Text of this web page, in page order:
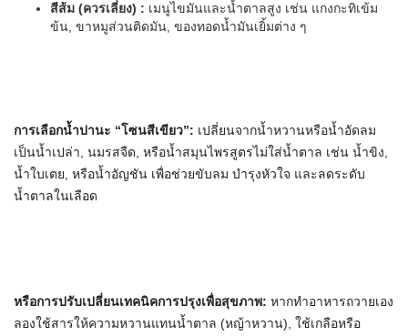
สีส้ม (ควรเลี่ยง) : เมนูไขมันและน้ำตาลสูง เช่น แกงกะทิเข้ม
ข้น, ขาหมูส่วนติดมัน, ของทอดน้ำมันเยิ้มต่าง ๆ
การเลือกน้ำปานะ “โซนสีเขียว”: เปลี่ยนจากน้ำหวานหรือน้ำอัดลม
เป็นน้ำเปล่า, นมรสจืด, หรือน้ำสมุนไพรสูตรไม่ใส่น้ำตาล เช่น น้ำขิง,
น้ำใบเตย, หรือน้ำอัญชัน เพื่อช่วยขับลม บำรุงหัวใจ และลดระดับ
น้ำตาลในเลือด
หรือการปรับเปลี่ยนเทคนิคการปรุงเพื่อสุขภาพ: หากทำอาหารถวายเอง
ลองใช้สารให้ความหวานแทนน้ำตาล (หญ้าหวาน), ใช้เกลือหรือ